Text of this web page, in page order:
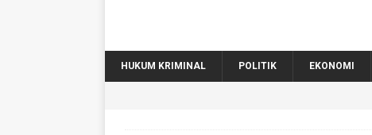
HUKUM KRIMINAL POLITIK EKONOMI